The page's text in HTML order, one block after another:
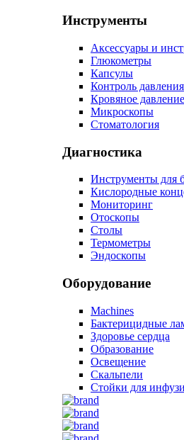
Инструменты
Аксессуары и
Глюкометры
Капсулы
Контроль давления
Кровяное давление
Микроскопы
Стоматология
Диагностика
Инструменты для
Кислородные
Мониторинг
Отоскопы
Столы
Термометры
Эндоскопы
Оборудование
Machines
Бактерицидные
Здоровье сердца
Образование
Освещение
Скальпели
Стойки для